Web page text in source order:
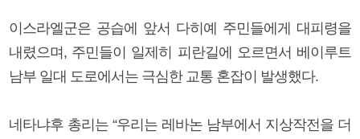
이스라엘군은 공습에 앞서 다히예 주민들에게 대피령을
내렸으며, 주민들이 일제히 피란길에 오르면서 베이루트
남부 일대 도로에서는 극심한 교통 혼잡이 발생했다.
네타냐후 총리는 “우리는 레바논 남부에서 지상작전을 더